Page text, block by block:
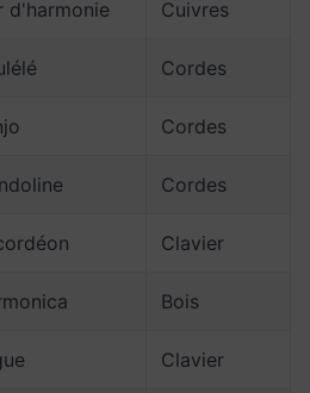
d'harmonie Cuivres
Cordes
Cordes
Cordes
Clavier
Bois
Clavier